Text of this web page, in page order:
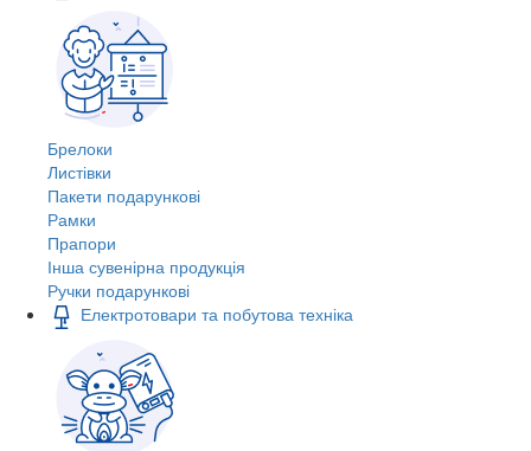
Брелоки
Листівки
Пакети подарункові
Рамки
Прапори
Інша сувенірна продукція
Ручки подарункові
Електротовари та побутова техніка